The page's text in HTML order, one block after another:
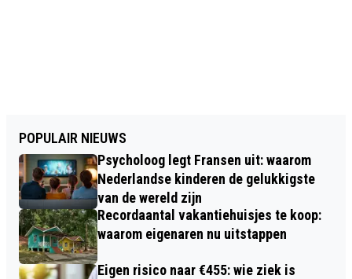
POPULAIR NIEUWS
Psycholoog legt Fransen uit: waarom
Nederlandse kinderen de gelukkigste
van de wereld zijn
Recordaantal vakantiehuisjes te koop:
waarom eigenaren nu uitstappen
Eigen risico naar €455: wie ziek is